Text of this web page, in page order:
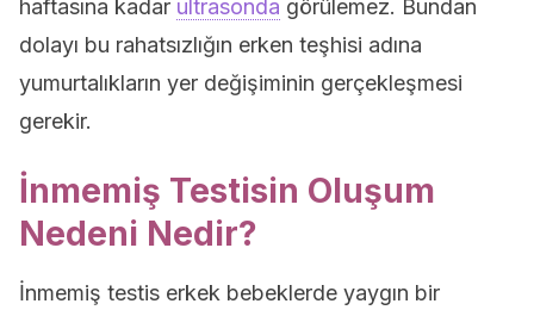
haftasına kadar ultrasonda görülemez. Bundan
dolayı bu rahatsızlığın erken teşhisi adına
yumurtalıkların yer değişiminin gerçekleşmesi
gerekir.
İnmemiş Testisin Oluşum
Nedeni Nedir?
İnmemiş testis erkek bebeklerde yaygın bir